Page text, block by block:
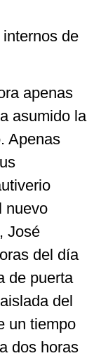
de
apenas
asumido la
Apenas
nuevo
José
del día
de puerta
del
un tiempo
dos horas